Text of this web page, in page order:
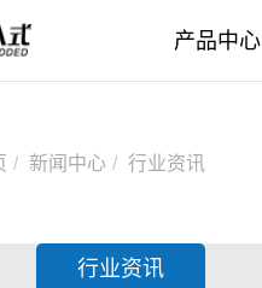
产品中心
新闻中心 行业资讯
行业资讯